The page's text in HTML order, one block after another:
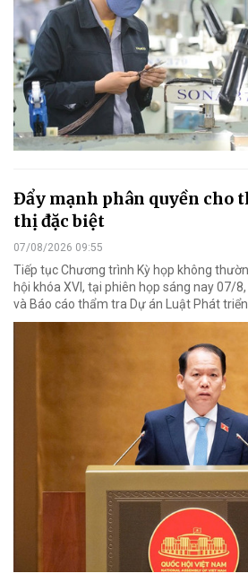
Đẩy mạnh phân quyền cho
thị đặc biệt
07/08/2026 09:55
Tiếp tục Chương trình Kỳ họp không
hội khóa XVI, tại phiên họp sáng nay 07/
và Báo cáo thẩm tra Dự án Luật Phát triển